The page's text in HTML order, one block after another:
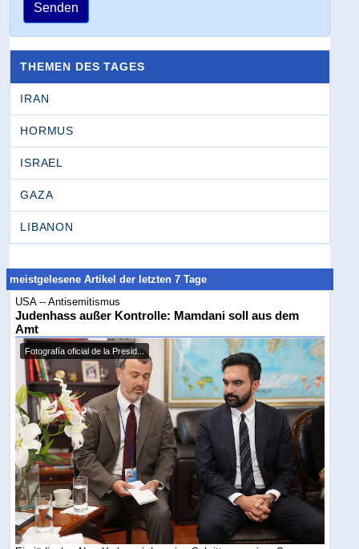
Senden
THEMEN DES TAGES
IRAN
HORMUS
ISRAEL
GAZA
LIBANON
meistgelesene Artikel der letzten 7 Tage
USA -- Antisemitismus
Judenhass außer Kontrolle: Mamdani soll aus dem
Amt
Fotografía oficial de la Presid...